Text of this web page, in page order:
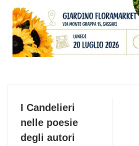
I Candelieri
nelle poesie
degli autori